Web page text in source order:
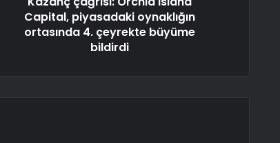
Capital, piyasadaki oynaklığın
ortasında 4. çeyrekte büyüme
bildirdi